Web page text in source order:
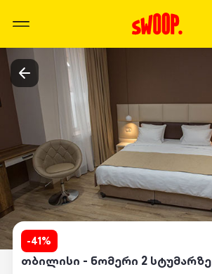
-41%
თბილისი - ნომერი 2 სტუმარზე